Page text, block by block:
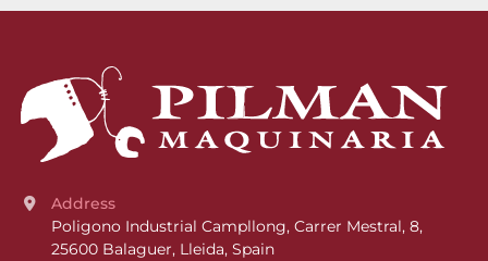
Address
Poligono Industrial Campllong, Carrer Mestral, 8,
25600 Balaguer, Lleida, Spain